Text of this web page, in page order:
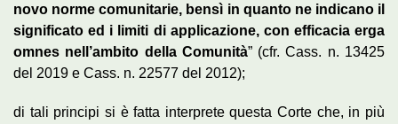
novo norme comunitarie, bensì in quanto ne indicano il
significato ed i limiti di applicazione, con efficacia erga
omnes nell’ambito della Comunità” (cfr. Cass. n. 13425
del 2019 e Cass. n. 22577 del 2012);
di tali principi si è fatta interprete questa Corte che, in più